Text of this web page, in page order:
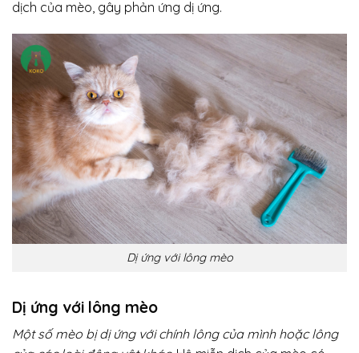
dịch của mèo, gây phản ứng dị ứng.
Dị ứng với lông mèo
Dị ứng với lông mèo
Một số mèo bị dị ứng với chính lông của mình hoặc lông